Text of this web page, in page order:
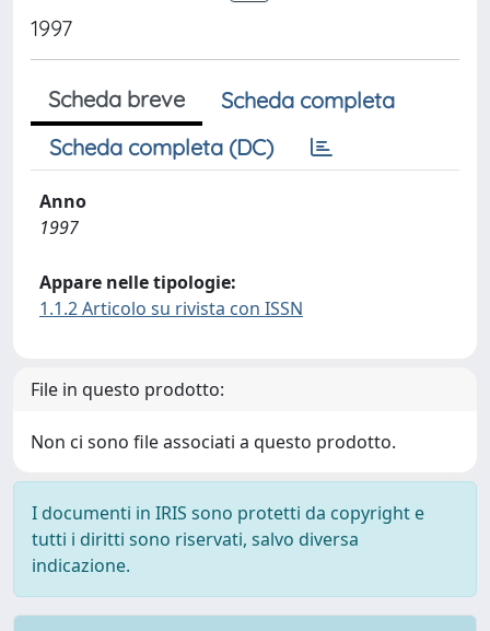
1997
Scheda breve
Scheda completa
Scheda completa (DC)
Anno
1997
Appare nelle tipologie:
1.1.2 Articolo su rivista con ISSN
File in questo prodotto:
Non ci sono file associati a questo prodotto.
I documenti in IRIS sono protetti da copyright e
tutti i diritti sono riservati, salvo diversa
indicazione.